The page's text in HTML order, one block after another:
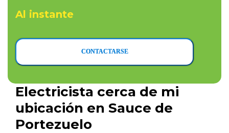
Al instante
CONTACTARSE
Electricista cerca de mi
ubicación en Sauce de
Portezuelo